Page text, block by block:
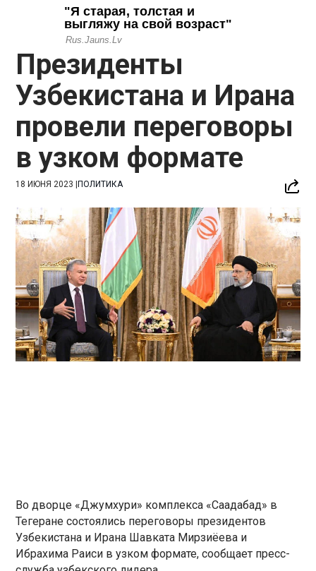
Президенты
Узбекистана и Ирана
провели переговоры
в узком формате
18 ИЮНЯ 2023 |ПОЛИТИКА
Во дворце «Джумхури» комплекса «Саадабад» в
Тегеране состоялись переговоры президентов
Узбекистана и Ирана Шавката Мирзиёева и
Ибрахима Раиси в узком формате, сообщает пресс-